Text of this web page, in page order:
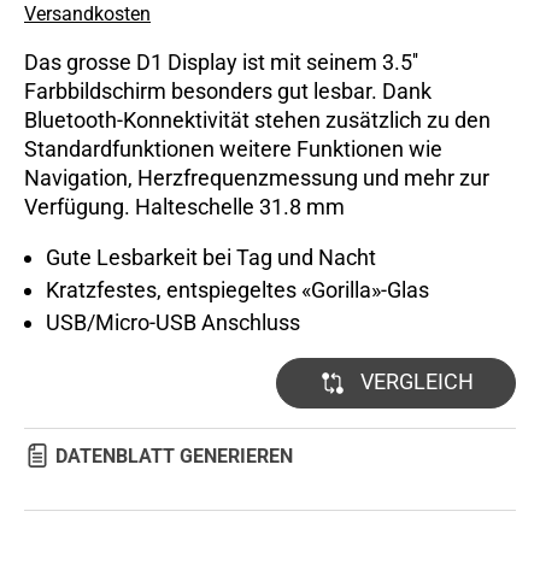
Versandkosten
Das grosse D1 Display ist mit seinem 3.5''
Farbbildschirm besonders gut lesbar. Dank
Bluetooth-Konnektivität stehen zusätzlich zu den
Standardfunktionen weitere Funktionen wie
Navigation, Herzfrequenzmessung und mehr zur
Verfügung. Halteschelle 31.8 mm
Gute Lesbarkeit bei Tag und Nacht
Kratzfestes, entspiegeltes «Gorilla»-Glas
USB/Micro-USB Anschluss
VERGLEICH
DATENBLATT GENERIEREN